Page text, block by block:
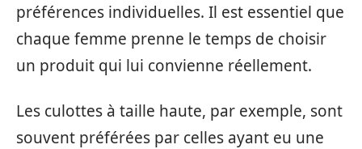
préférences individuelles. Il est essentiel que
chaque femme prenne le temps de choisir
un produit qui lui convienne réellement.
Les culottes à taille haute, par exemple, sont
souvent préférées par celles ayant eu une